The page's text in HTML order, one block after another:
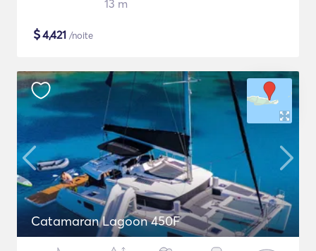
13 m
$4,421 /noite
Catamaran Lagoon 450F